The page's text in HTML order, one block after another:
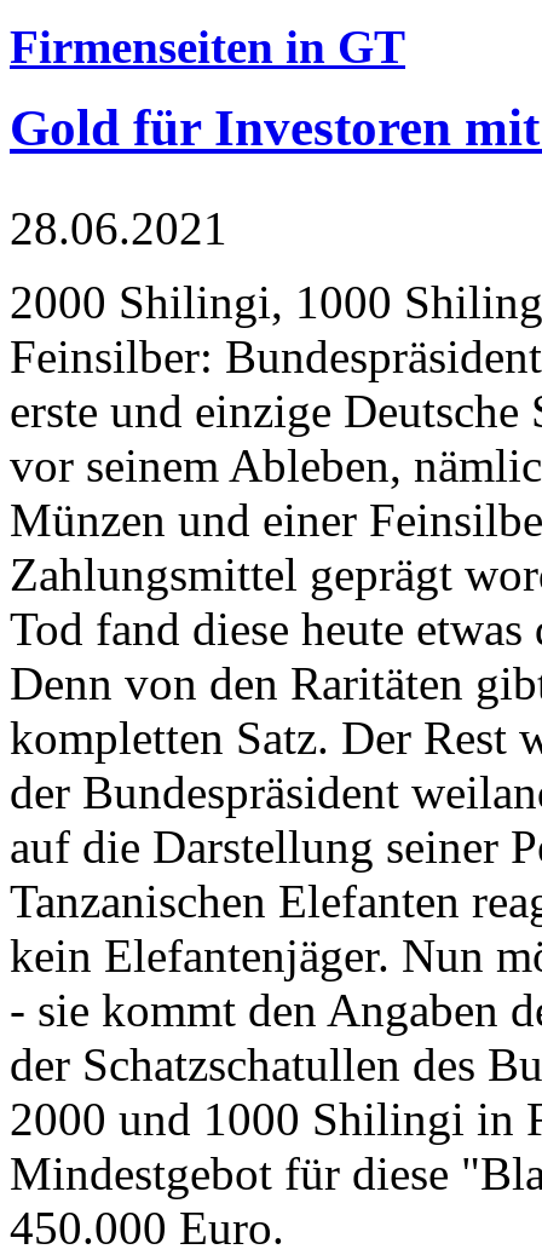
Firmenseiten in GT
Gold für Investoren
28.06.2021
2000 Shilingi, 1000
Feinsilber:
erste und einzige Deutsche
vor seinem Ableben,
Münzen und einer
Zahlungsmittel geprägt
Tod fand diese heute
Denn von den Raritäten
kompletten Satz. Der Rest
der Bundespräsident
auf die Darstellung seiner
Tanzanischen Elefanten
kein Elefantenjäger. Nun
- sie kommt den Angaben
der Schatzschatullen des
2000 und 1000 Shilingi in
Mindestgebot für diese
450.000 Euro.